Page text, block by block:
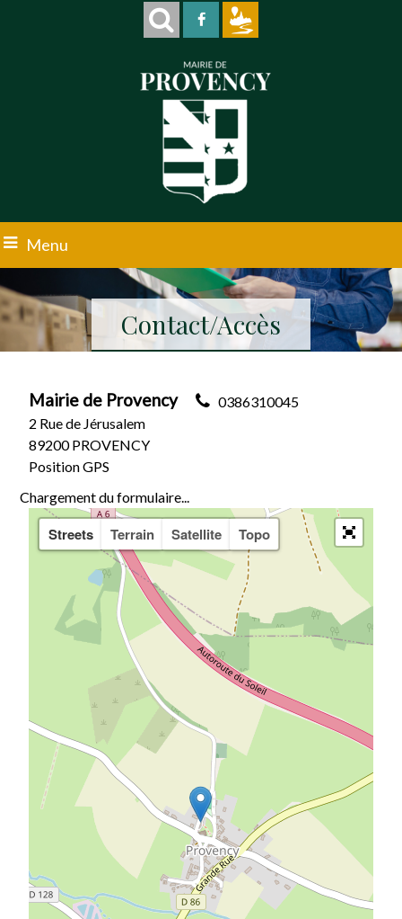
Menu
Contact/Accès
Mairie de Provency
2 Rue de Jérusalem
89200 PROVENCY
Position GPS
0386310045
Chargement du formulaire...
Streets Terrain Satellite Topo